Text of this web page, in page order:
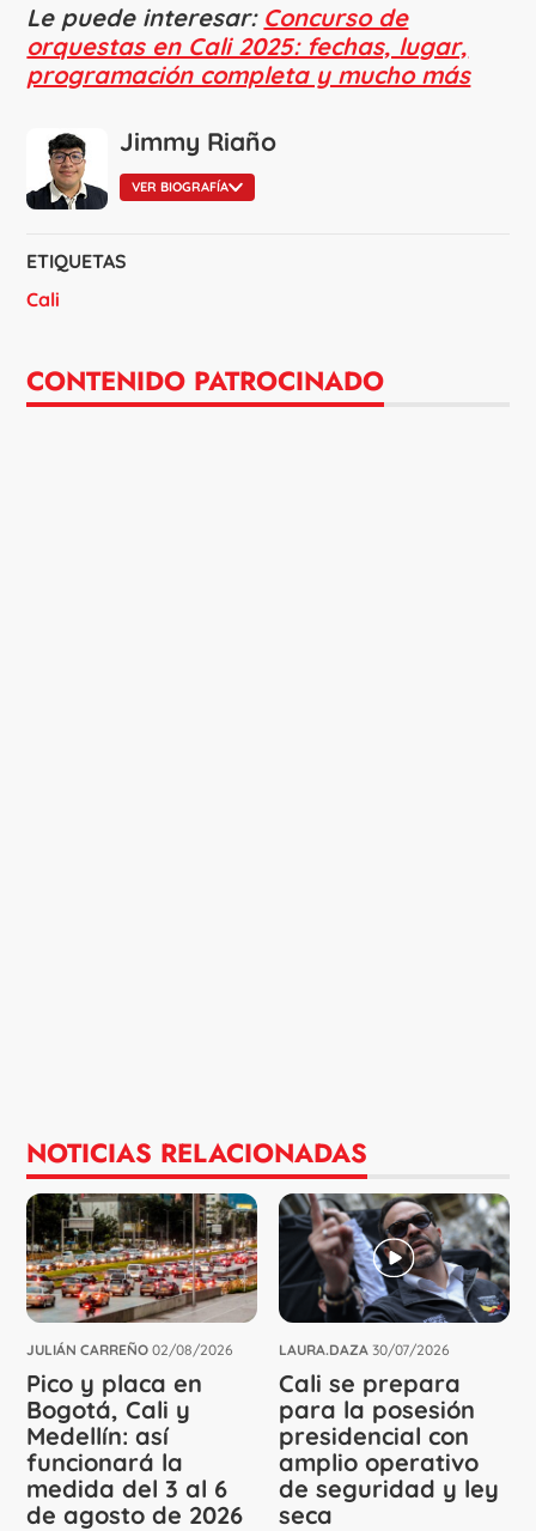
Le puede interesar: Concurso de
orquestas en Cali 2025: fechas, lugar,
programación completa y mucho más
Jimmy Riaño
VER BIOGRAFÍA
ETIQUETAS
Cali
CONTENIDO PATROCINADO
NOTICIAS RELACIONADAS
JULIÁN CARREÑO 02/08/2026
Pico y placa en
Bogotá, Cali y
Medellín: así
funcionará la
medida del 3 al 6
de agosto de 2026
LAURA.DAZA 30/07/2026
Cali se prepara
para la posesión
presidencial con
amplio operativo
de seguridad y ley
seca